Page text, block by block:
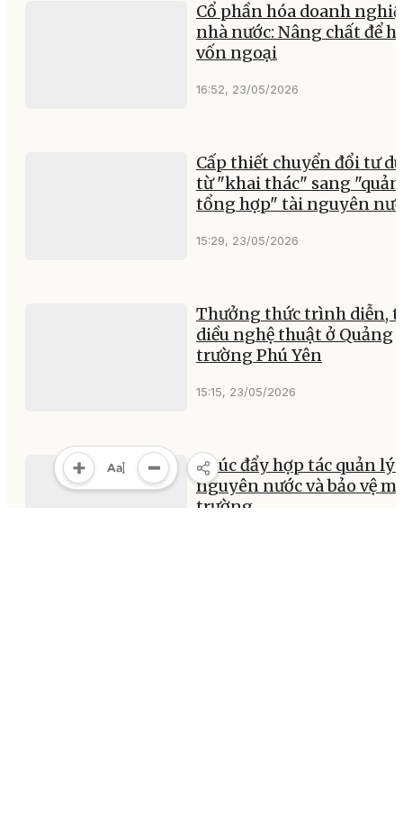
Cổ phần hóa doanh
nhà nước: Nâng chất để
vốn ngoại
16:52, 23/05/2026
Cấp thiết chuyển đổi tư
từ "khai thác" sang
tổng hợp" tài nguyên
15:29, 23/05/2026
Thưởng thức trình diễn,
diều nghệ thuật ở Quảng
trường Phú Yên
15:15, 23/05/2026
Thúc đẩy hợp tác quản lý
nguyên nước và bảo vệ
trường